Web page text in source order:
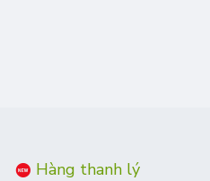
Hàng thanh lý